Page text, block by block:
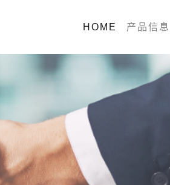
HOME (current)
产品信息